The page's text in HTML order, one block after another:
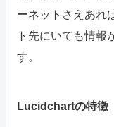
ーネットさえあれ
ト先にいても情報
す。
Lucidchartの特徴